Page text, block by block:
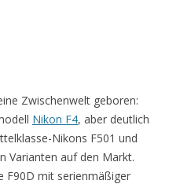
Zwischenwelt geboren:
Nikon F4, aber deutlich
Nikons F501 und
Varianten auf den Markt.
F90D mit serienmäßiger